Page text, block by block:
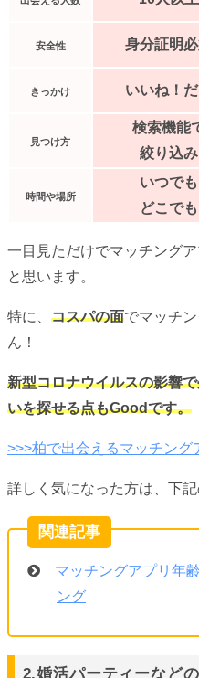
安全性 身分証明
きっかけ いいね！
見つけ方
検索機能
絞り込み
時間や場所
いつでも
どこでも
一目見ただけでマッチング
と思います。
特に、 コスパの面でマッチ
ん！
新型コロナウイルスの影響
いを探せる点もGoodです。
>>>柏で出会えるマッチング
詳しく気になった方は、下
マッチングアプリ年
ング
2.婚活パーティーなど